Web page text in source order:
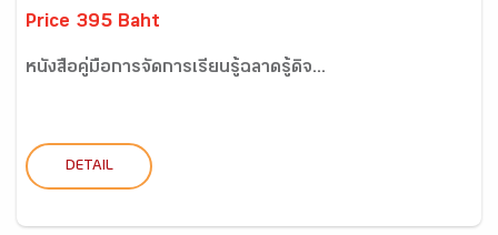
Price 395 Baht
หนังสือคู่มือการจัดการเรียนรู้ฉลาดรู้ดิจ...
DETAIL